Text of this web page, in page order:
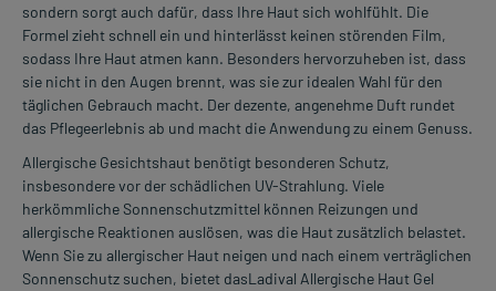
sondern sorgt auch dafür, dass Ihre Haut sich wohlfühlt. Die
Formel zieht schnell ein und hinterlässt keinen störenden Film,
sodass Ihre Haut atmen kann. Besonders hervorzuheben ist, dass
sie nicht in den Augen brennt, was sie zur idealen Wahl für den
täglichen Gebrauch macht. Der dezente, angenehme Duft rundet
das Pflegeerlebnis ab und macht die Anwendung zu einem Genuss.
Allergische Gesichtshaut benötigt besonderen Schutz,
insbesondere vor der schädlichen UV-Strahlung. Viele
herkömmliche Sonnenschutzmittel können Reizungen und
allergische Reaktionen auslösen, was die Haut zusätzlich belastet.
Wenn Sie zu allergischer Haut neigen und nach einem verträglichen
Sonnenschutz suchen, bietet dasLadival Allergische Haut Gel